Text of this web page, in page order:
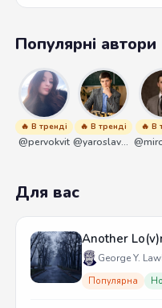
Популярні автори
🔥 В тренді
@pervokvit
🔥 В тренді
@yaroslavbrunko
🔥 В
Для вас
Another
George Y.
Популярна